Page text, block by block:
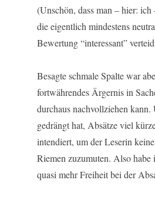
(Unschön, dass man – hier: ich
die eigentlich mindestens
Bewertung “interessant”
Besagte schmale Spalte war
fortwährendes Ärgernis in
durchaus nachvollziehen
gedrängt hat, Absätze viel
intendiert, um der Leserin
Riemen zuzumuten. Also
quasi mehr Freiheit bei der